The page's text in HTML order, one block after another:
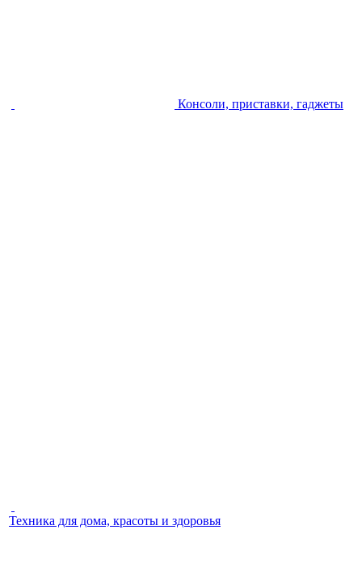
Консоли, приставки, гаджеты
Техника для дома, красоты и здоровья